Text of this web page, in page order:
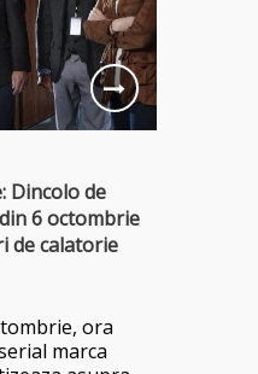
Dincolo de
6 octombrie
de calatorie
ora
marca